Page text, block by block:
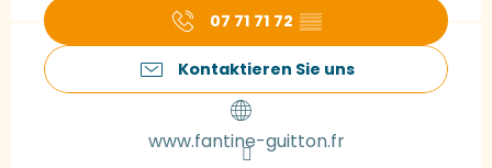
07 71 71 72 ▒▒
Kontaktieren Sie uns
www.fantine-guitton.fr